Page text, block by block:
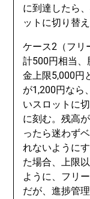
に到達したら
ットに切り替え
ケース2（フリ
計500円相当、
金上限5,000円
が1,200円なら
いスロットに
に刻む。残高
ったら迷わず
れないように
た場合、上限
ように、フリ
だが、進捗管